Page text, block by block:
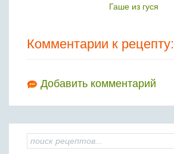
Гаше из гуся
Комментарии к рецепту:
Добавить комментарий